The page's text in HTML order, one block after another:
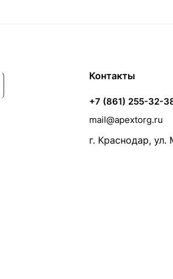
Контакты
+7 (861) 255-32-
mail@apextorg.ru
г. Краснодар, ул.